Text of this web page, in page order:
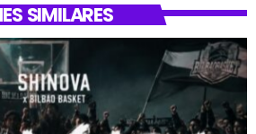
SIMILARES